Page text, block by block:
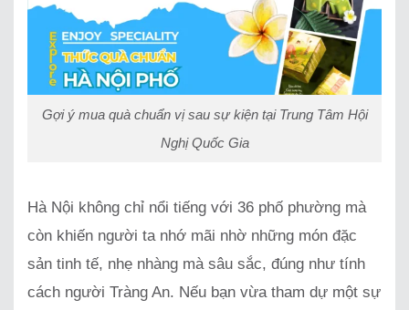
Gợi ý mua quà chuẩn vị sau sự kiện tại Trung Tâm Hội
Nghị Quốc Gia
Hà Nội không chỉ nổi tiếng với 36 phố phường mà
còn khiến người ta nhớ mãi nhờ những món đặc
sản tinh tế, nhẹ nhàng mà sâu sắc, đúng như tính
cách người Tràng An. Nếu bạn vừa tham dự một sự